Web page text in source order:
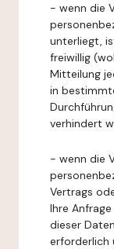
- wenn die
unterliegt,
freiwillig
Mitteilung
in
verhindert
- wenn die
Vertrags
Ihre
dieser
erforderlich